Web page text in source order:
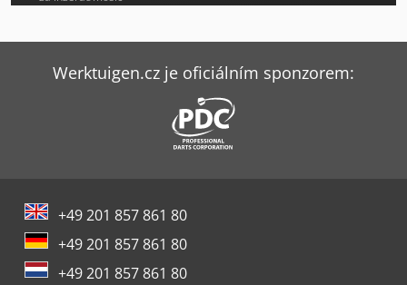
Mep Shark 332-1 Ccs
Mep Shark 350 Cnc Hs 4.0
Mep Shark 350 Nc Hs 5.0
Mep Shark 512 Sxi Evo
Mep Tiger 352
Werktuigen.cz je oficiálním sponzorem:
+49 201 857 861 80
+49 201 857 861 80
+49 201 857 861 80